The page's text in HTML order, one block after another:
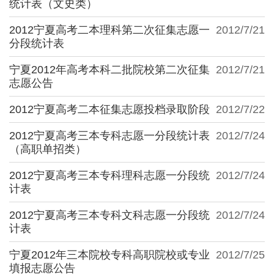
统计表（文史类）
2012/7/21
2012宁夏高考二本理科第二次征集志愿一
分段统计表
2012/7/21
宁夏2012年高考本科二批院校第二次征集
志愿公告
2012/7/22
2012宁夏高考二本征集志愿投档录取阶段
2012/7/24
2012宁夏高考三本专科志愿一分段统计表
（高职单招类）
2012/7/24
2012宁夏高考三本专科理科志愿一分段统
计表
2012/7/24
2012宁夏高考三本专科文科志愿一分段统
计表
2012/7/25
宁夏2012年三本院校专科高职院校或专业
填报志愿公告